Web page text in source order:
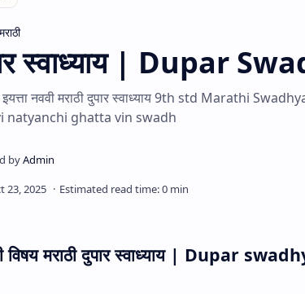
स्वाध्याय | Dupar
इयत्ता नववी मराठी दुपार स्वाध्याय 9th std Marathi
natyanchi ghatta vin swadh
विषय मराठी दुपार स्वाध्याय| Dupar